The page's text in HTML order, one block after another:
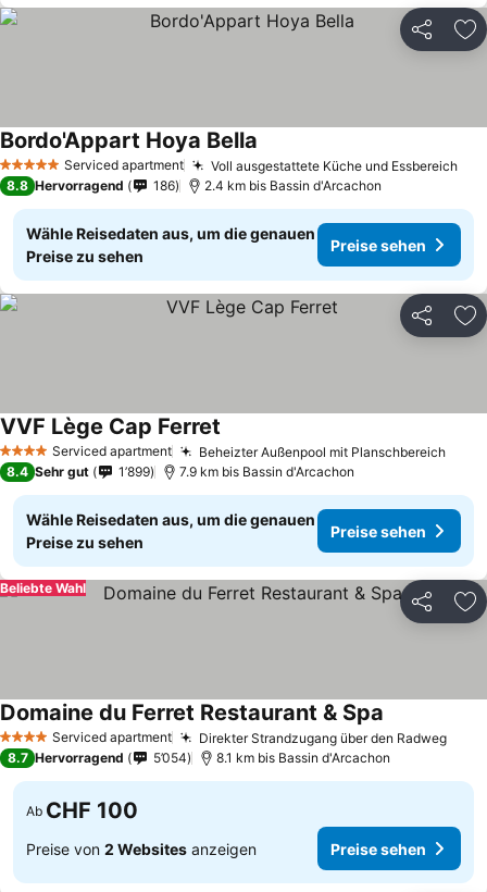
Teilen
5 Sterne Serviced apartment Voll ausgestattete Küche und Essbereich
Bordo'Appart Hoya Bella
8.8 Hervorragend 186 2.4 km bis Bassin d'Arcachon
Wähle Reisedaten aus, um die genauen
Preise zu sehen
Preise sehen
Teilen
4 Sterne Serviced apartment Beheizter Außenpool mit Planschbereich
VVF Lège Cap Ferret
8.4 Sehr gut 1’899 7.9 km bis Bassin d'Arcachon
Wähle Reisedaten aus, um die genauen
Preise zu sehen
Preise sehen
Teilen
Beliebte Wahl
4 Sterne Serviced apartment Direkter Strandzugang über den Radweg
Domaine du Ferret Restaurant & Spa
8.7 Hervorragend 5’054 8.1 km bis Bassin d'Arcachon
Ab CHF 100
Preise von 2 Websites anzeigen Preise sehen